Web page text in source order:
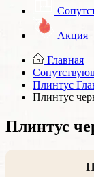
Акция
Главная
Плинтус
Плинтус
Плинтус